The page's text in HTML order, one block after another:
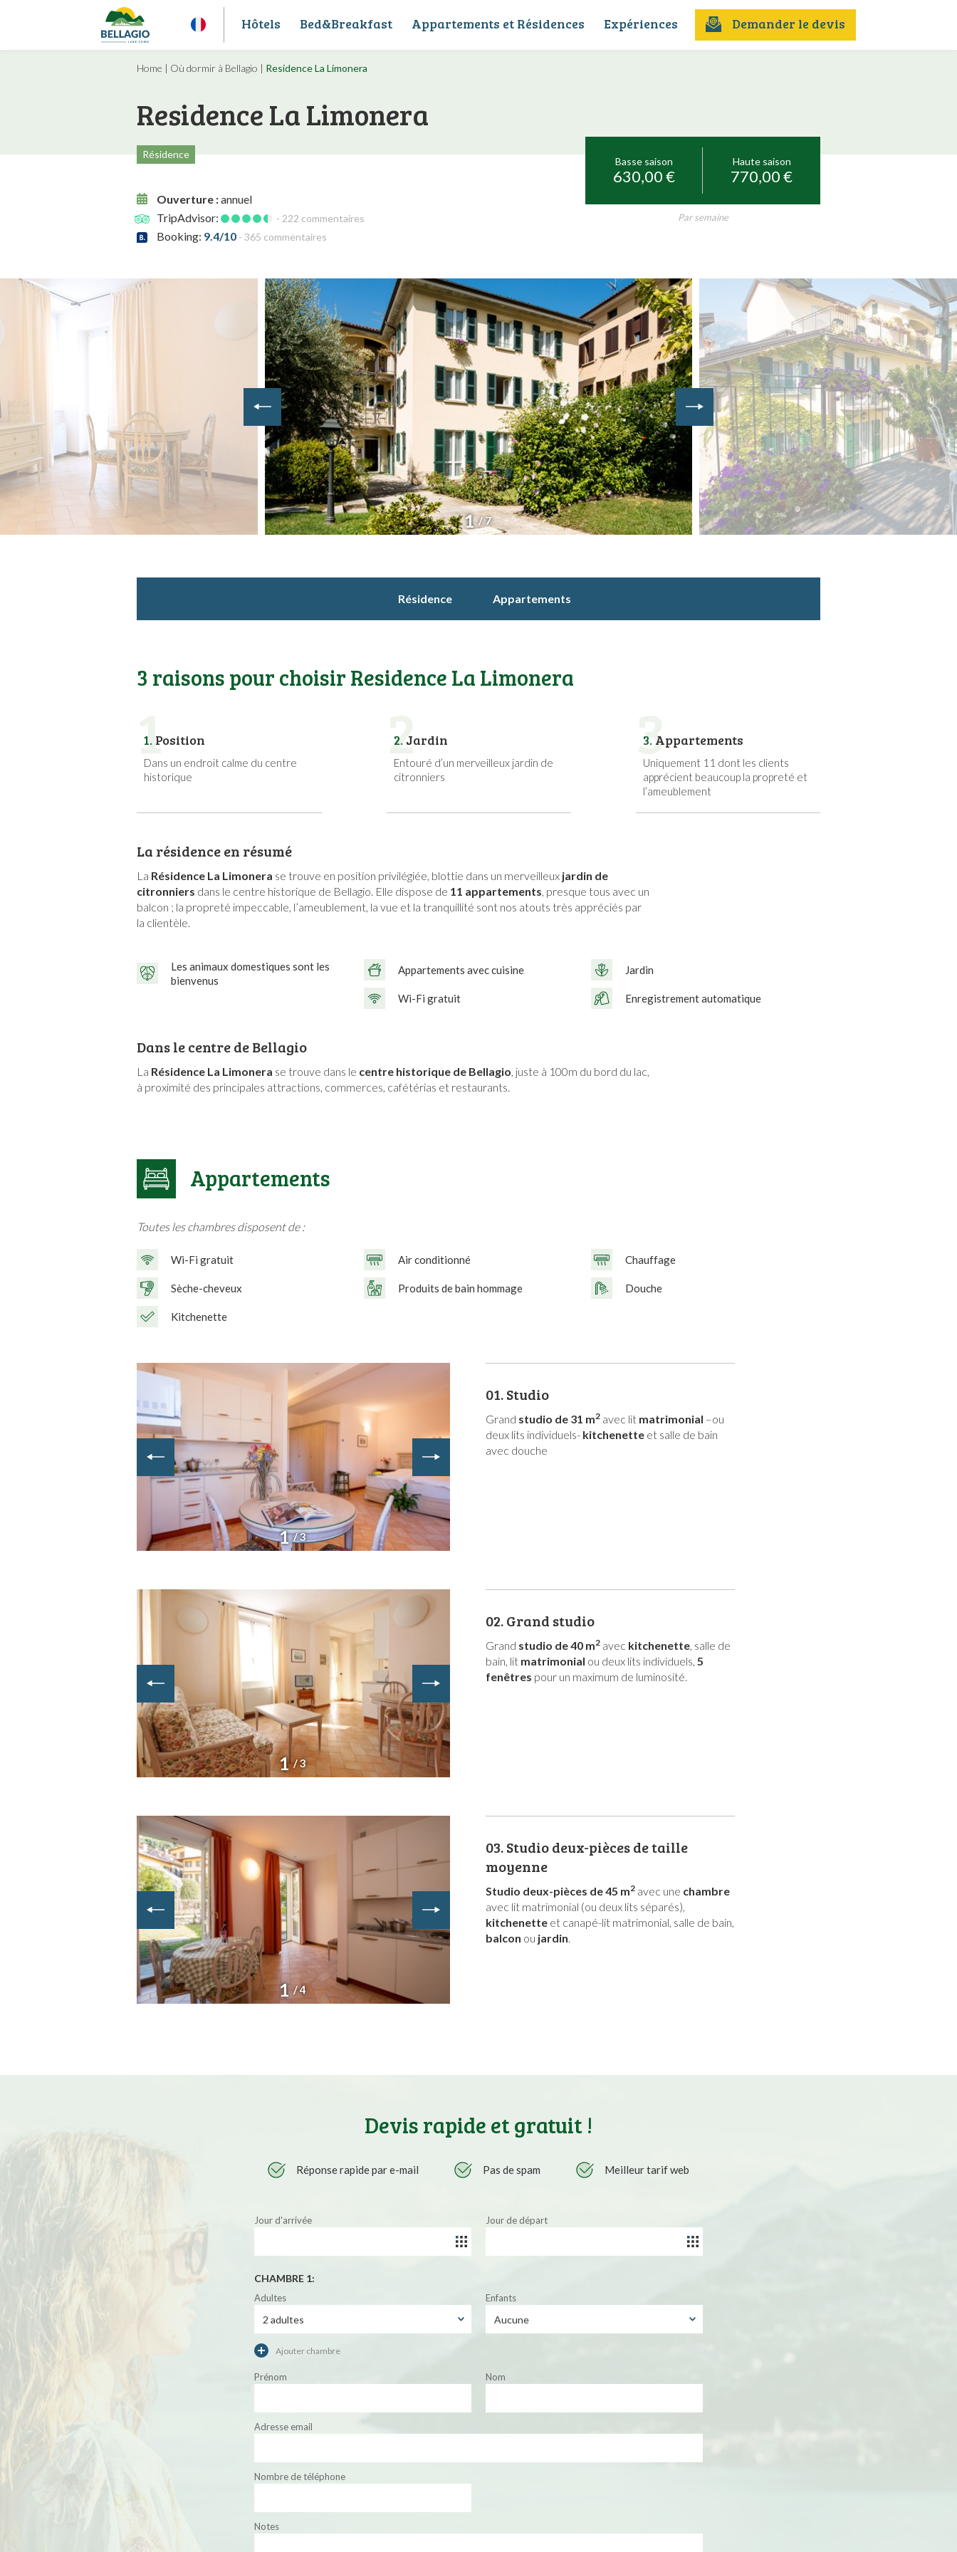
Demander le devis
Hôtels Bed&Breakfast Appartements et Résidences Expériences
Home | Où dormir à Bellagio | Residence La Limonera
Residence La Limonera
Résidence
Ouverture :annuel
TripAdvisor:
- 222 commentaires
Booking: 9.4/10 - 365 commentaires
Basse saison
630,00 €
Haute saison
770,00 €
Par semaine
1 / 7
Résidence Appartements
3 raisons pour choisir Residence La Limonera
1
1. Position
Dans un endroit calme du centre
historique
2
2. Jardin
Entouré d’un merveilleux jardin de
citronniers
3
3. Appartements
Uniquement 11 dont les clients
apprécient beaucoup la propreté et
l’ameublement
La résidence en résumé
La Résidence La Limonera se trouve en position privilégiée, blottie dans un merveilleux jardin de
citronniers dans le centre historique de Bellagio. Elle dispose de 11 appartements, presque tous avec un
balcon ; la propreté impeccable, l’ameublement, la vue et la tranquillité sont nos atouts très appréciés par
la clientèle.
Les animaux domestiques sont les
bienvenus
Appartements avec cuisine Jardin
Wi-Fi gratuit Enregistrement automatique
Dans le centre de Bellagio
La Résidence La Limonera se trouve dans le centre historique de Bellagio, juste à 100m du bord du lac,
à proximité des principales attractions, commerces, cafétérias et restaurants.
Appartements
Toutes les chambres disposent de :
Wi-Fi gratuit Air conditionné Chauffage
Sèche-cheveux Produits de bain hommage Douche
Kitchenette
1 / 3
01.Studio
Grand studio de 31 m2 avec lit matrimonial –ou
deux lits individuels- kitchenette et salle de bain
avec douche
1 / 3
02.Grand studio
Grand studio de 40 m2 avec kitchenette, salle de
bain, lit matrimonial ou deux lits individuels, 5
fenêtres pour un maximum de luminosité.
1 / 4
03.Studio deux-pièces de taille
moyenne
Studio deux-pièces de 45 m2 avec une chambre
avec lit matrimonial (ou deux lits séparés),
kitchenette et canapé-lit matrimonial, salle de bain,
balcon ou jardin.
Devis rapide et gratuit !
Réponse rapide par e-mail Pas de spam Meilleur tarif web
Jour d'arrivée Jour de départ
CHAMBRE 1:
Adultes Enfants
Ajouter chambre
Prénom Nom
Adresse email
Nombre de téléphone
Notes